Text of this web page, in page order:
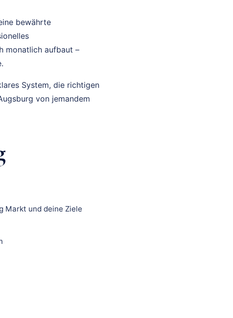
bewährte
monatlich aufbaut –
System, die richtigen
von jemandem
Markt und deine Ziele